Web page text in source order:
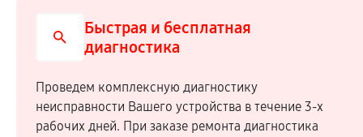
Быстрая и бесплатная
диагностика
Проведем комплексную диагностику
неисправности Вашего устройства в течение 3-х
рабочих дней. При заказе ремонта диагностика